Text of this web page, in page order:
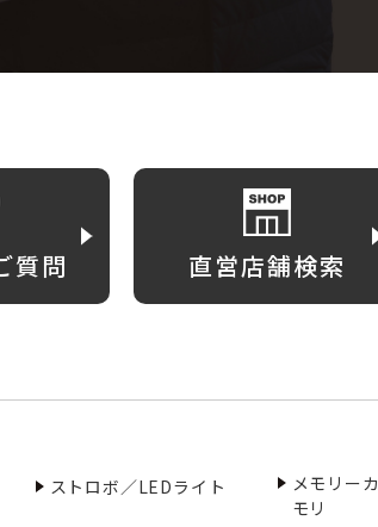
質問 直営店舗検索
ストロボ／LEDライト
メモリー
モリ